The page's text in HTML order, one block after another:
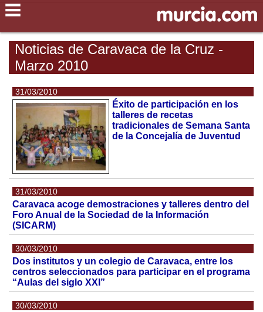
Noticias de Caravaca de la Cruz -
Marzo 2010
31/03/2010
Éxito de participación en los
talleres de recetas
tradicionales de Semana Santa
de la Concejalía de Juventud
31/03/2010
Caravaca acoge demostraciones y talleres dentro del
Foro Anual de la Sociedad de la Información
(SICARM)
30/03/2010
Dos institutos y un colegio de Caravaca, entre los
centros seleccionados para participar en el programa
“Aulas del siglo XXI”
30/03/2010